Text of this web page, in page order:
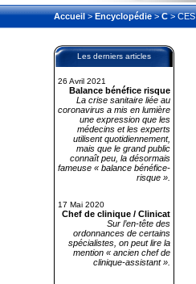
Accueil>Encyclopédie>C> CES
Les derniers articles
26 Avril 2021
Balance bénéfice risque
La crise sanitaire liée au
coronavirus a mis en lumière
une expression que les
médecins et les experts
utilisent quotidiennement,
mais que le grand public
connaît peu, la désormais
fameuse « balance bénéfice-
risque ».
17 Mai 2020
Chef de clinique / Clinicat
Sur l’en-tête des
ordonnances de certains
spécialistes, on peut lire la
mention « ancien chef de
clinique-assistant ».